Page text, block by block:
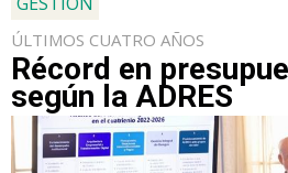
ÚLTIMOS CUATRO AÑOS
Récord en
según la ADRES